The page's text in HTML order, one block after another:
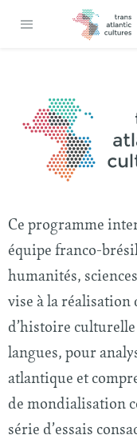
Ce programme
équipe franco-
humanités,
vise à la réalisation
d’histoire
langues, pour
atlantique et
de mondialisation
série d’essais